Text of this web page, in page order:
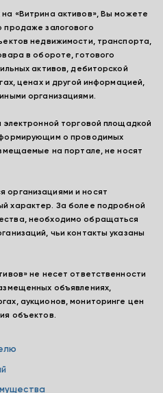
«Витрина активов», Вы можете
продаже залогового
недвижимости, транспорта,
в обороте, готового
активов, дебиторской
ценах и другой информацией,
организациями.
электронной торговой площадкой
о проводимых
на портале, не носят
организациями и носят
характер. За более подробной
необходимо обращаться
чьи контакты указаны
не несет ответственности
объявлениях,
аукционов, мониторинге цен
объектов.